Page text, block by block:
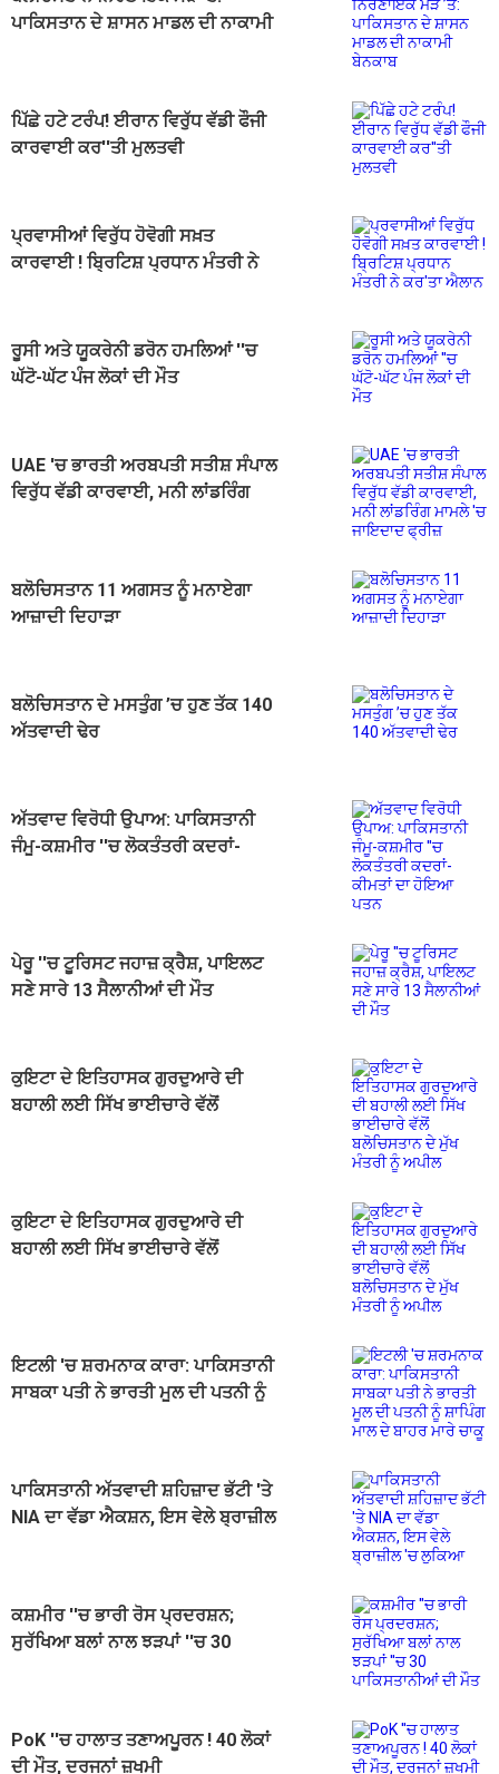
ਪਾਕਿਸਤਾਨ ਦੇ ਸ਼ਾਸਨ ਮਾਡਲ ਦੀ ਨਾਕਾਮੀ
ਪਿੱਛੇ ਹਟੇ ਟਰੰਪ! ਈਰਾਨ ਵਿਰੁੱਧ ਵੱਡੀ ਫੌਜੀ
ਕਾਰਵਾਈ ਕਰ''ਤੀ ਮੁਲਤਵੀ
ਪ੍ਰਵਾਸੀਆਂ ਵਿਰੁੱਧ ਹੋਵੋਗੀ ਸਖ਼ਤ
ਕਾਰਵਾਈ ! ਬ੍ਰਿਟਿਸ਼ ਪ੍ਰਧਾਨ ਮੰਤਰੀ ਨੇ
ਰੂਸੀ ਅਤੇ ਯੂਕਰੇਨੀ ਡਰੋਨ ਹਮਲਿਆਂ ''ਚ
ਘੱਟੋ-ਘੱਟ ਪੰਜ ਲੋਕਾਂ ਦੀ ਮੌਤ
UAE 'ਚ ਭਾਰਤੀ ਅਰਬਪਤੀ ਸਤੀਸ਼ ਸੰਪਾਲ
ਵਿਰੁੱਧ ਵੱਡੀ ਕਾਰਵਾਈ, ਮਨੀ ਲਾਂਡਰਿੰਗ
ਬਲੋਚਿਸਤਾਨ 11 ਅਗਸਤ ਨੂੰ ਮਨਾਏਗਾ
ਆਜ਼ਾਦੀ ਦਿਹਾੜਾ
ਬਲੋਚਿਸਤਾਨ ਦੇ ਮਸਤੁੰਗ ’ਚ ਹੁਣ ਤੱਕ 140
ਅੱਤਵਾਦੀ ਢੇਰ
ਅੱਤਵਾਦ ਵਿਰੋਧੀ ਉਪਾਅ: ਪਾਕਿਸਤਾਨੀ
ਜੰਮੂ-ਕਸ਼ਮੀਰ ''ਚ ਲੋਕਤੰਤਰੀ ਕਦਰਾਂ-
ਪੇਰੂ ''ਚ ਟੂਰਿਸਟ ਜਹਾਜ਼ ਕ੍ਰੈਸ਼, ਪਾਇਲਟ
ਸਣੇ ਸਾਰੇ 13 ਸੈਲਾਨੀਆਂ ਦੀ ਮੌਤ
ਕੁਇਟਾ ਦੇ ਇਤਿਹਾਸਕ ਗੁਰਦੁਆਰੇ ਦੀ
ਬਹਾਲੀ ਲਈ ਸਿੱਖ ਭਾਈਚਾਰੇ ਵੱਲੋਂ
ਕੁਇਟਾ ਦੇ ਇਤਿਹਾਸਕ ਗੁਰਦੁਆਰੇ ਦੀ
ਬਹਾਲੀ ਲਈ ਸਿੱਖ ਭਾਈਚਾਰੇ ਵੱਲੋਂ
ਇਟਲੀ 'ਚ ਸ਼ਰਮਨਾਕ ਕਾਰਾ: ਪਾਕਿਸਤਾਨੀ
ਸਾਬਕਾ ਪਤੀ ਨੇ ਭਾਰਤੀ ਮੂਲ ਦੀ ਪਤਨੀ ਨੂੰ
ਪਾਕਿਸਤਾਨੀ ਅੱਤਵਾਦੀ ਸ਼ਹਿਜ਼ਾਦ ਭੱਟੀ 'ਤੇ
NIA ਦਾ ਵੱਡਾ ਐਕਸ਼ਨ, ਇਸ ਵੇਲੇ ਬ੍ਰਾਜ਼ੀਲ
ਕਸ਼ਮੀਰ ''ਚ ਭਾਰੀ ਰੋਸ ਪ੍ਰਦਰਸ਼ਨ;
ਸੁਰੱਖਿਆ ਬਲਾਂ ਨਾਲ ਝੜਪਾਂ ''ਚ 30
PoK ''ਚ ਹਾਲਾਤ ਤਣਾਅਪੂਰਨ ! 40 ਲੋਕਾਂ
ਦੀ ਮੌਤ, ਦਰਜਨਾਂ ਜ਼ਖਮੀ